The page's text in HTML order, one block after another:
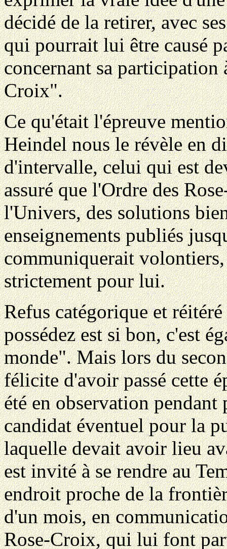
décidé de la retirer, avec
qui pourrait lui être causé
concernant sa participation
Croix".
Ce qu'était l'épreuve
Heindel nous le révèle en
d'intervalle, celui qui est
assuré que l'Ordre des
l'Univers, des solutions
enseignements publiés
communiquerait
strictement pour lui.
Refus catégorique et
possédez est si bon, c'est
monde". Mais lors du
félicite d'avoir passé cette
été en observation pendant
candidat éventuel pour la
laquelle devait avoir lieu
est invité à se rendre au
endroit proche de la
d'un mois, en
Rose-Croix, qui lui font